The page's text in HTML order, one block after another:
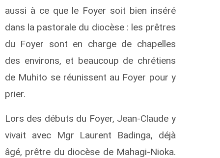
aussi à ce que le Foyer soit bien inséré
dans la pastorale du diocèse : les prêtres
du Foyer sont en charge de chapelles
des environs, et beaucoup de chrétiens
de Muhito se réunissent au Foyer pour y
prier.
Lors des débuts du Foyer, Jean-Claude y
vivait avec Mgr Laurent Badinga, déjà
âgé, prêtre du diocèse de Mahagi-Nioka.